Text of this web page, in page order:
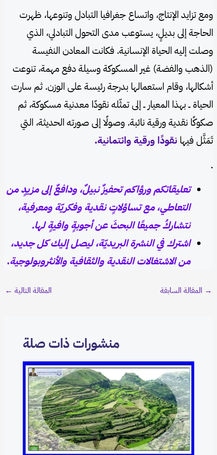
ومع تزايد الإنتاج، واتساع جغرافيا التبادل وتنوعها، ظهرت
الحاجة إلى بديلٍ، يستوعب مدى التحول التبادلي، الذي
وصلت إليه الحياة الإنسانية. فكانت المعادن النفيسة
(الذهب والفضة) غير المسكوكة وسيلة دفع مهمة، تنوعت
أشكالها، وقام استعمالها بدرجة رئيسة على الوزن. ثم سارت
الحياة ــ بهذا المعيار ــ إلى تمثّله نقودًا معدنية مسكوكة، ثم
صكوكًا نقدية ورقية نائبة. وصولًا إلى صورته الحديثة، التي
تَمَثَّل فيهانقودًا ورقية وائتمانية.
.
تعليقاتكم ورؤاكم تحفيزٌ نبيلٌ، ودافعٌ إلى مزيدٍ من
التعاطي، مع تساؤلاتٍ نقدية وفكريّة ومعرفية،
نتشاركُ جميعًا البحثَ عن أجوبةٍ وافيةٍ لها.
اشترك في النشرة البريديّة، ليصل إليك كل جديد،
من الاشتغالات النقدية والثقافية والأنثروبولوجية.
→ المقالة السابقة المقالة التالية ←
منشورات ذات صلة